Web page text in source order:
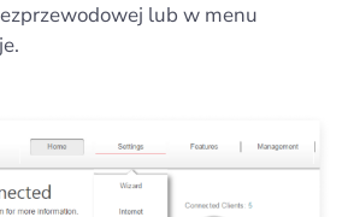
lub w menu